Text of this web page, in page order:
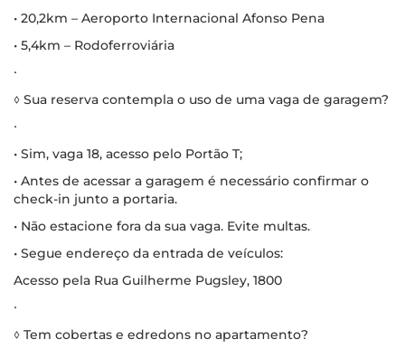
• 20,2km – Aeroporto Internacional Afonso Pena
• 5,4km – Rodoferroviária
∙
◊ Sua reserva contempla o uso de uma vaga de garagem?
∙
• Sim, vaga 18, acesso pelo Portão T;
• Antes de acessar a garagem é necessário confirmar o
check-in junto a portaria.
• Não estacione fora da sua vaga. Evite multas.
• Segue endereço da entrada de veículos:
Acesso pela Rua Guilherme Pugsley, 1800
∙
◊ Tem cobertas e edredons no apartamento?